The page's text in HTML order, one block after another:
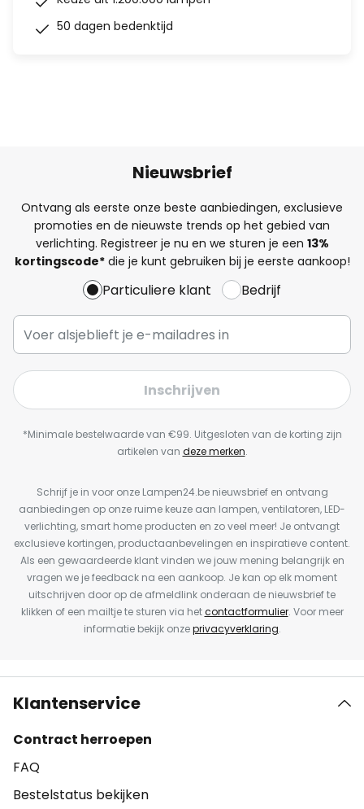
50 dagen bedenktijd
Nieuwsbrief
Ontvang als eerste onze beste aanbiedingen, exclusieve
promoties en de nieuwste trends op het gebied van
verlichting. Registreer je nu en we sturen je een 13%
kortingscode*die je kunt gebruiken bij je eerste aankoop!
Particuliere klant Bedrijf
Inschrijven
*Minimale bestelwaarde van €99. Uitgesloten van de korting zijn
artikelen van deze merken.
Schrijf je in voor onze Lampen24.be nieuwsbrief en ontvang
aanbiedingen op onze ruime keuze aan lampen, ventilatoren, LED-
verlichting, smart home producten en zo veel meer! Je ontvangt
exclusieve kortingen, productaanbevelingen en inspiratieve content.
Als een gewaardeerde klant vinden we jouw mening belangrijk en
vragen we je feedback na een aankoop. Je kan op elk moment
uitschrijven door op de afmeldlink onderaan de nieuwsbrief te
klikken of een mailtje te sturen via hetcontactformulier. Voor meer
informatie bekijk onzeprivacyverklaring.
Klantenservice
Contract herroepen
FAQ
Bestelstatus bekijken